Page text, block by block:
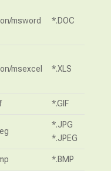
msword *.DOC
msexcel *.XLS
*.GIF
*.JPG
*.JPEG
*.BMP